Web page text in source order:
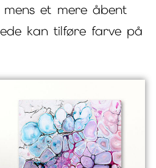
et mere åbent
kan tilføre farve på